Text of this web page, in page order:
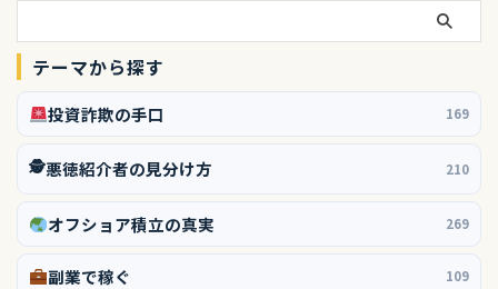
テーマから探す
投資詐欺の手口 169
🕵️悪徳紹介者の見分け方 210
オフショア積立の真実 269
副業で稼ぐ 109